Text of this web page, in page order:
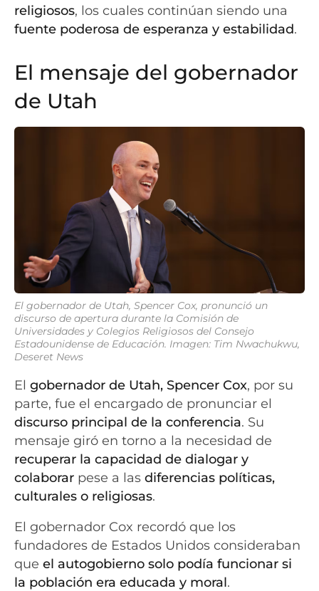
religiosos, los cuales continúan siendo una
fuente poderosa de esperanza y estabilidad.
El mensaje del gobernador
de Utah
El gobernador de Utah, Spencer Cox, pronunció un
discurso de apertura durante la Comisión de
Universidades y Colegios Religiosos del Consejo
Estadounidense de Educación. Imagen: Tim Nwachukwu,
Deseret News
El gobernador de Utah, Spencer Cox, por su
parte, fue el encargado de pronunciar el
discurso principal de la conferencia. Su
mensaje giró en torno a la necesidad de
recuperar la capacidad de dialogar y
colaborar pese a las diferencias políticas,
culturales o religiosas.
El gobernador Cox recordó que los
fundadores de Estados Unidos consideraban
que el autogobierno solo podía funcionar si
la población era educada y moral.